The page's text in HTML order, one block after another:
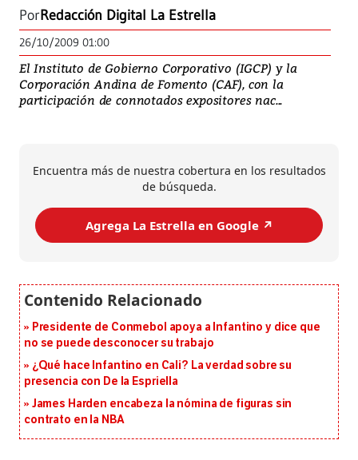
PorRedacción Digital La Estrella
26/10/2009 01:00
El Instituto de Gobierno Corporativo (IGCP) y la
Corporación Andina de Fomento (CAF), con la
participación de connotados expositores nac...
Encuentra más de nuestra cobertura en los resultados
de búsqueda.
Agrega La Estrella en Google ↗️
Presidente de Conmebol apoya a Infantino y dice que
no se puede desconocer su trabajo
¿Qué hace Infantino en Cali? La verdad sobre su
presencia con De la Espriella
James Harden encabeza la nómina de figuras sin
contrato en la NBA